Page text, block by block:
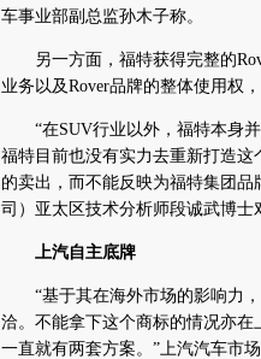
车事业部副总监孙木子称。
另一方面，福特获得完整的
业务以及Rover品牌的整体使用权
“在SUV行业以外，福特本身并
福特目前也没有实力去重新打造
的卖出，而不能反映为福特集团品
司）亚太区技术分析师段诚武博士
上汽自主底牌
“基于其在海外市场的影响力，
洽。不能拿下这个商标的情况亦
一直就有两套方案。”上汽汽车市